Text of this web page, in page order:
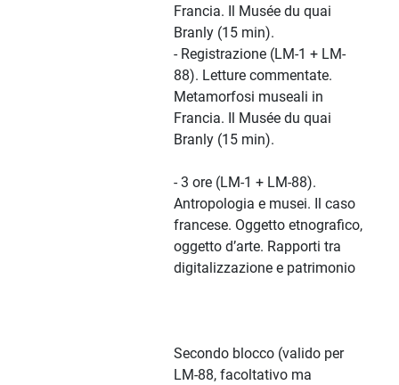
Francia. Il Musée du quai
Branly (15 min).
- Registrazione (LM-1 + LM-
88). Letture commentate.
Metamorfosi museali in
Francia. Il Musée du quai
Branly (15 min).
- 3 ore (LM-1 + LM-88).
Antropologia e musei. Il caso
francese. Oggetto etnografico,
oggetto d’arte. Rapporti tra
digitalizzazione e patrimonio
Secondo blocco (valido per
LM-88, facoltativo ma